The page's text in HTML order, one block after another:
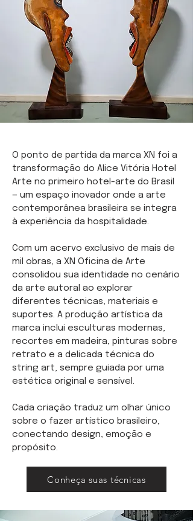
O ponto de partida da marca XN foi a
transformação do Alice Vitória Hotel
Arte no primeiro hotel-arte do Brasil
— um espaço inovador onde a arte
contemporânea brasileira se integra
à experiência da hospitalidade.
Com um acervo exclusivo de mais de
mil obras, a XN Oficina de Arte
consolidou sua identidade no cenário
da arte autoral ao explorar
diferentes técnicas, materiais e
suportes. A produção artística da
marca inclui esculturas modernas,
recortes em madeira, pinturas sobre
retrato e a delicada técnica do
string art, sempre guiada por uma
estética original e sensível.
Cada criação traduz um olhar único
sobre o fazer artístico brasileiro,
conectando design, emoção e
propósito.
Conheça suas técnicas